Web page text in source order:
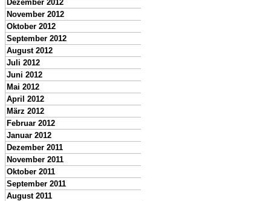
Dezember 2012
November 2012
Oktober 2012
September 2012
August 2012
Juli 2012
Juni 2012
Mai 2012
April 2012
März 2012
Februar 2012
Januar 2012
Dezember 2011
November 2011
Oktober 2011
September 2011
August 2011